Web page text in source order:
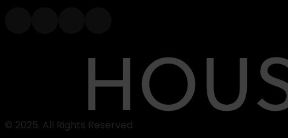
© 2025. All Rights Reserved